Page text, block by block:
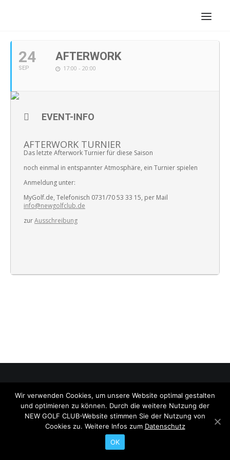
Search
24
SEP
AFTERWORK
17:00 - 20:00
EVENT-INFO
AFTERWORK TURNIER
Das letzte Afterwork Turnier für diese Saison
noch einmal in entspannter Atmosphäre, ein Turnier spielen
Anmeldung unter:
MyGolf.de, Telefonisch 0731/70 53 33 15, per Mail
info@newgolfclub.de
zurAusschreibung
© 2026 NEW GOLF CLUB. All rights reserved
Wir verwenden Cookies, um unsere Website optimal gestalten
und optimieren zu können. Durch die weitere Nutzung der
NEW GOLF CLUB-Website stimmen Sie der Nutzung von
Cookies zu. Weitere Infos zum Datenschutz
OK